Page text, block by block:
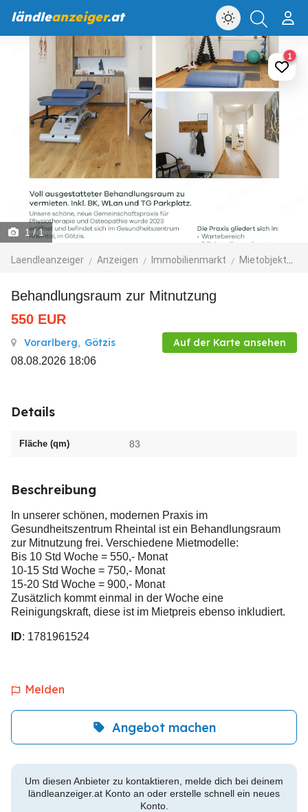
ländleanzeiger.at
1/ 1
Laendleanzeiger Anzeigen Immobilienmarkt Mietobjekte
1
Behandlungsraum zur Mitnutzung
550 EUR
Vorarlberg, Götzis Auf der Karte ansehen
08.08.2026 18:06
Details
Fläche (qm) 83
Beschreibung
In unserer schönen, modernen Praxis im
Gesundheitszentrum Rheintal ist ein Behandlungsraum
zur Mitnutzung frei. Verschiedene Mietmodelle:
Bis 10 Std Woche = 550,- Monat
10-15 Std Woche = 750,- Monat
15-20 Std Woche = 900,- Monat
Zusätzlich kommt einmal in der Woche eine
Reinigungskraft, diese ist im Mietpreis ebenso inkludiert.
ID: 1781961524
Melden
Angebot machen
Um diesen Anbieter zu kontaktieren, melde dich bei deinem
ländleanzeiger.at Konto an oder erstelle schnell ein neues
Konto.